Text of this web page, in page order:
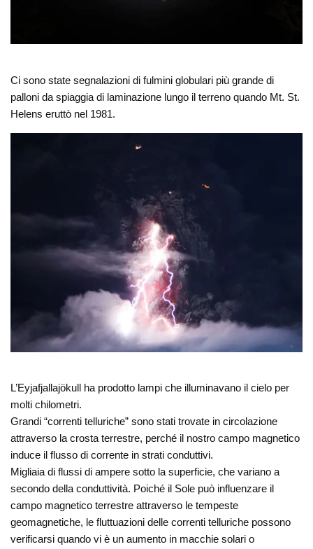
Ci sono state segnalazioni di fulmini globulari più grande di
palloni da spiaggia di laminazione lungo il terreno quando Mt. St.
Helens eruttò nel 1981.
L’Eyjafjallajökull ha prodotto lampi che illuminavano il cielo per
molti chilometri.
Grandi “correnti telluriche” sono stati trovate in circolazione
attraverso la crosta terrestre, perché il nostro campo magnetico
induce il flusso di corrente in strati conduttivi.
Migliaia di flussi di ampere sotto la superficie, che variano a
secondo della conduttività. Poiché il Sole può influenzare il
campo magnetico terrestre attraverso le tempeste
geomagnetiche, le fluttuazioni delle correnti telluriche possono
verificarsi quando vi è un aumento in macchie solari o